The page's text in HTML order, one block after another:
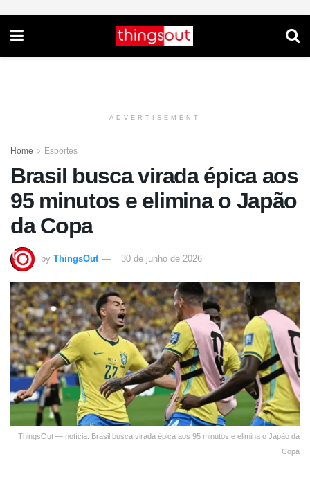
ADVERTISEMENT
Home Esportes
Brasil busca virada épica aos
95 minutos e elimina o Japão
da Copa
by ThingsOut 30 de junho de 2026
ThingsOut — notícia: Brasil busca virada épica aos 95 minutos e elimina o Japão da
Copa